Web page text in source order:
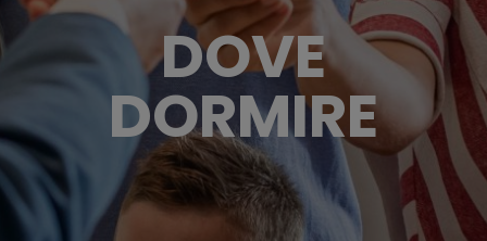
DOVE
DORMIRE